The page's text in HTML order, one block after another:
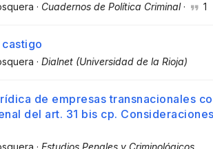
· Cuadernos de Política Criminal· 1
· Dialnet (Universidad de la Rioja)
de empresas transnacionales
del art. 31 bis cp.